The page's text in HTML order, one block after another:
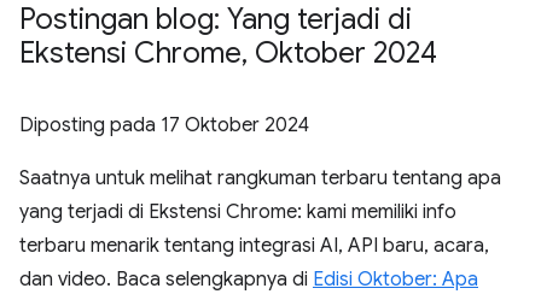
Postingan blog: Yang terjadi di
Ekstensi Chrome, Oktober 2024
Diposting pada 17 Oktober 2024
Saatnya untuk melihat rangkuman terbaru tentang apa
yang terjadi di Ekstensi Chrome: kami memiliki info
terbaru menarik tentang integrasi AI, API baru, acara,
dan video. Baca selengkapnya di Edisi Oktober: Apa